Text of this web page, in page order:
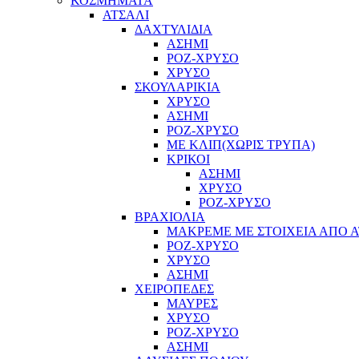
ΑΤΣΑΛΙ
ΔΑΧΤΥΛΙΔΙΑ
ΑΣΗΜΙ
ΡΟΖ-ΧΡΥΣΟ
ΧΡΥΣΟ
ΣΚΟΥΛΑΡΙΚΙΑ
ΧΡΥΣΟ
ΑΣΗΜΙ
ΡΟΖ-ΧΡΥΣΟ
ΜΕ ΚΛΙΠ(ΧΩΡΙΣ ΤΡΥΠΑ)
ΚΡΙΚΟΙ
ΑΣΗΜΙ
ΧΡΥΣΟ
ΡΟΖ-ΧΡΥΣΟ
ΒΡΑΧΙΟΛΙΑ
ΜΑΚΡΕΜΕ ΜΕ ΣΤΟΙΧΕΙΑ ΑΠΟ
ΡΟΖ-ΧΡΥΣΟ
ΧΡΥΣΟ
ΑΣΗΜΙ
ΧΕΙΡΟΠΕΔΕΣ
ΜΑΥΡΕΣ
ΧΡΥΣΟ
ΡΟΖ-ΧΡΥΣΟ
ΑΣΗΜΙ